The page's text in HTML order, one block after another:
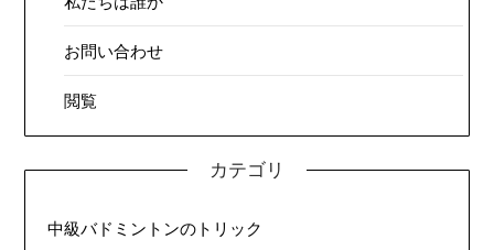
お問い合わせ
閲覧
カテゴリ
中級バドミントンのトリック